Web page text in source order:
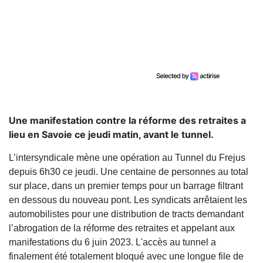
Une manifestation contre la réforme des retraites a
lieu en Savoie ce jeudi matin, avant le tunnel.
L’intersyndicale mène une opération au Tunnel du Frejus
depuis 6h30 ce jeudi. Une centaine de personnes au total
sur place, dans un premier temps pour un barrage filtrant
en dessous du nouveau pont. Les syndicats arrêtaient les
automobilistes pour une distribution de tracts demandant
l’abrogation de la réforme des retraites et appelant aux
manifestations du 6 juin 2023. L'accès au tunnel a
finalement été totalement bloqué avec une longue file de